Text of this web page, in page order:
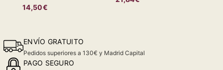
14,50€
ENVÍO GRATUITO
Pedidos superiores a 130€ y Madrid Capital
PAGO SEGURO